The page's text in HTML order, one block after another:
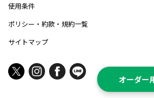
オーダー
使用条件
ポリシー・約款・規約一覧
サイトマップ